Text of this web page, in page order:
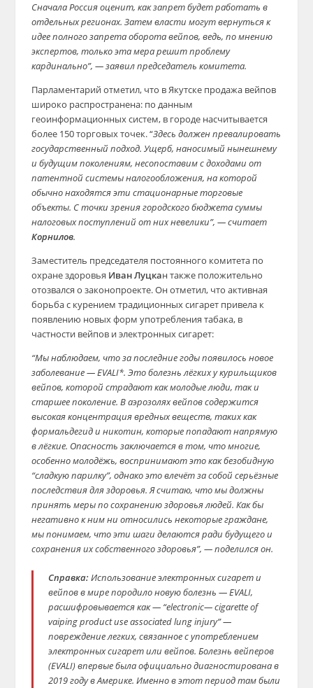
Сначала Россия оценит, как запрет будет работать в
отдельных регионах. Затем власти могут вернуться к
идее полного запрета оборота вейпов, ведь, по мнению
экспертов, только эта мера решит проблему
кардинально”, — заявил председатель комитета.
Парламентарий отметил, что в Якутске продажа вейпов
широко распространена: по данным
геоинформационных систем, в городе насчитывается
более 150 торговых точек. “Здесь должен превалировать
государственный подход. Ущерб, наносимый нынешнему
и будущим поколениям, несопоставим с доходами от
патентной системы налогообложения, на которой
обычно находятся эти стационарные торговые
объекты. С точки зрения городского бюджета суммы
налоговых поступлений от них невелики”, — считает
Корнилов.
Заместитель председателя постоянного комитета по
охране здоровья Иван Луцкан также положительно
отозвался о законопроекте. Он отметил, что активная
борьба с курением традиционных сигарет привела к
появлению новых форм употребления табака, в
частности вейпов и электронных сигарет:
“Мы наблюдаем, что за последние годы появилось новое
заболевание — EVALI*. Это болезнь лёгких у курильщиков
вейпов, которой страдают как молодые люди, так и
старшее поколение. В аэрозолях вейпов содержится
высокая концентрация вредных веществ, таких как
формальдегид и никотин, которые попадают напрямую
в лёгкие. Опасность заключается в том, что многие,
особенно молодёжь, воспринимают это как безобидную
“сладкую парилку”, однако это влечёт за собой серьёзные
последствия для здоровья. Я считаю, что мы должны
принять меры по сохранению здоровья людей. Как бы
негативно к ним ни относились некоторые граждане,
мы понимаем, что эти шаги делаются ради будущего и
сохранения их собственного здоровья”, — поделился он.
Справка: Использование электронных сигарет и
вейпов в мире породило новую болезнь — EVALI,
расшифровывается как — “electronic— cigarette of
vaiping product use associated lung injury” —
повреждение легких, связанное с употреблением
электронных сигарет или вейпов. Болезнь вейперов
(EVALI) впервые была официально диагностирована в
2019 году в Америке. Именно в этот период там были